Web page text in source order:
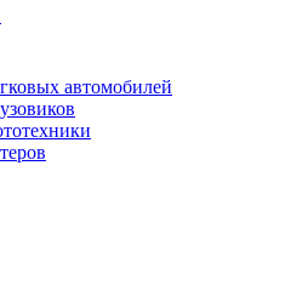
автомобилей